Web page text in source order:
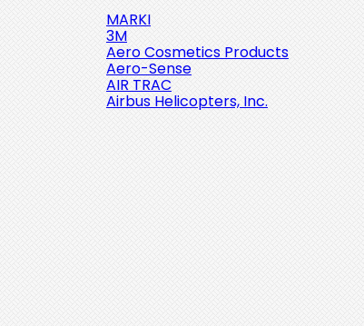
MARKI
3M
Aero Cosmetics Products
Aero-Sense
AIR TRAC
Airbus Helicopters, Inc.